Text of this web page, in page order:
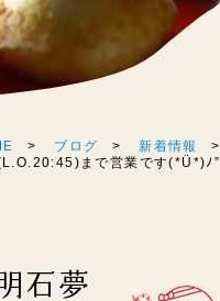
ブログ
新着情報
まで営業です(*Ü*)ﾉ”
石夢